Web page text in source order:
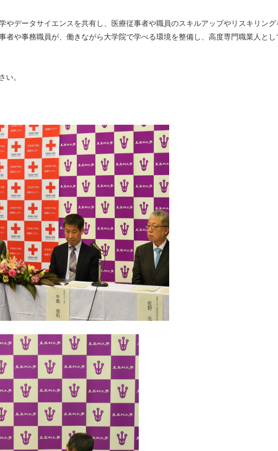
データサイエンスを共有し、医療従事者や職員のスキルアップやリスキリング
や事務職員が、働きながら大学院で学べる環境を整備し、高度専門職業人と
い。